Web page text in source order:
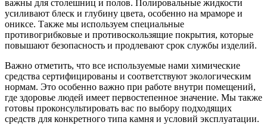
важны для столешниц и полов. Полировальные жидкости
усиливают блеск и глубину цвета, особенно на мраморе и
ониксе. Также мы используем специальные
противогрибковые и противоскользящие покрытия, которые
повышают безопасность и продлевают срок службы изделий.
Важно отметить, что все используемые нами химические
средства сертифицированы и соответствуют экологическим
нормам. Это особенно важно при работе внутри помещений,
где здоровье людей имеет первостепенное значение. Мы также
готовы проконсультировать вас по выбору подходящих
средств для конкретного типа камня и условий эксплуатации.